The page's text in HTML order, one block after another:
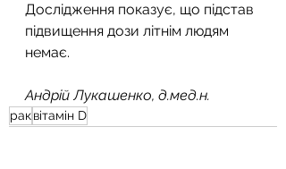
Дослідження показує, що підстав
підвищення дози літнім людям
немає.
Андрій Лукашенко, д.мед.н.
раквітамін D